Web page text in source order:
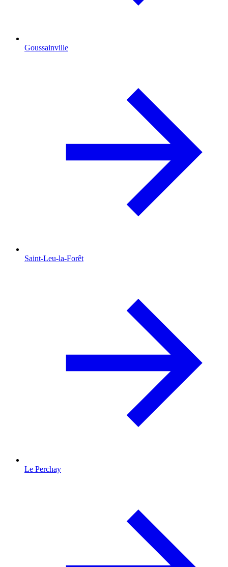
Goussainville
Saint-Leu-la-Forêt
Le Perchay